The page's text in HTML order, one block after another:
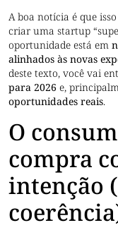
A boa notícia é que
criar uma startup
oportunidade está em
alinhados às novas
deste texto, você vai
para 2026 e,
oportunidades reais.
O
compra
intenção